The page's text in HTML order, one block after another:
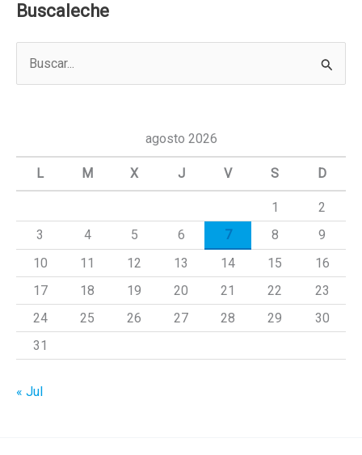
Buscaleche
a
agosto 2026
L M X J V S D
1
2
3
4 5 6 7 8
9
10
11 12 13 14 15
16
17
18 19 20 21 22
23
24
25 26 27 28 29
30
31
« Jul